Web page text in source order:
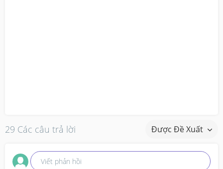
29 Các câu trả lời Được Đề Xuất
Viết phản hồi